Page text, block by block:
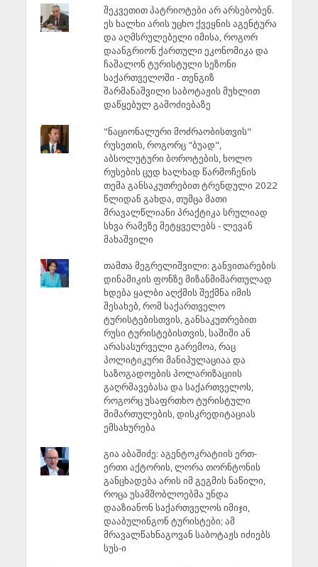
შეკვეთით პატრიოტები არ არსებობენ.
ეს ხალხი არის უცხო ქვეყნის აგენტურა
და აღმსრულებელი იმისა, როგორ
დაანგრიონ ქართული ეკონომიკა და
ჩაშალონ ტურისტული სეზონი
საქართველოში - თენგიზ
შარმანაშვილი საბოტაჟის მუხლით
დაწყებულ გამოძიებაზე
"ნაციონალური მოძრაობისთვის"
რუსეთის, როგორც "ბუად",
აბსოლუტური ბოროტების, ხოლო
რუსების ცუდ ხალხად წარმოჩენის
თემა განსაკუთრებით ტრენდული 2022
წლიდან გახდა, თუმცა მათი
მრავალწლიანი პრაქტიკა სრულიად
სხვა რამეზე მეტყველებს - ლევან
მახაშვილი
თამთა მეგრელიშვილი: განვითარების
დინამიკის ფონზე მიზანმიმართულად
ხდება ყალბი აღქმის შექმნა იმის
შესახებ, რომ საქართველო
ტურისტებისთვის, განსაკუთრებით
რუსი ტურისტებისთვის, საშიში ან
არასასურველი გარემოა, რაც
პოლიტიკური მანიპულაციაა და
საზოგადოების პოლარიზაციის
გაღრმავებასა და საქართველოს,
როგორც უსაფრთხო ტურისტული
მიმართულების, დისკრედიტაციას
ემსახურება
გია აბაშიძე: აგენტოკრატიის ერთ-
ერთი აქტორის, ლორა თორნტონის
განცხადება არის იმ გეგმის ნაწილი,
როცა უსამშობლოებმა უნდა
დააზიანონ საქართველოს იმიჯი,
დააბულინგონ ტურისტები; ამ
მრავალწახნაგოვან საბოტაჟს იძიებს
სუს-ი